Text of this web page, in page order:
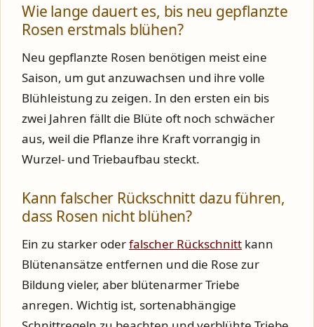
Wie lange dauert es, bis neu gepflanzte
Rosen erstmals blühen?
Neu gepflanzte Rosen benötigen meist eine
Saison, um gut anzuwachsen und ihre volle
Blühleistung zu zeigen. In den ersten ein bis
zwei Jahren fällt die Blüte oft noch schwächer
aus, weil die Pflanze ihre Kraft vorrangig in
Wurzel- und Triebaufbau steckt.
Kann falscher Rückschnitt dazu führen,
dass Rosen nicht blühen?
Ein zu starker oderfalscher Rückschnitt kann
Blütenansätze entfernen und die Rose zur
Bildung vieler, aber blütenarmer Triebe
anregen. Wichtig ist, sortenabhängige